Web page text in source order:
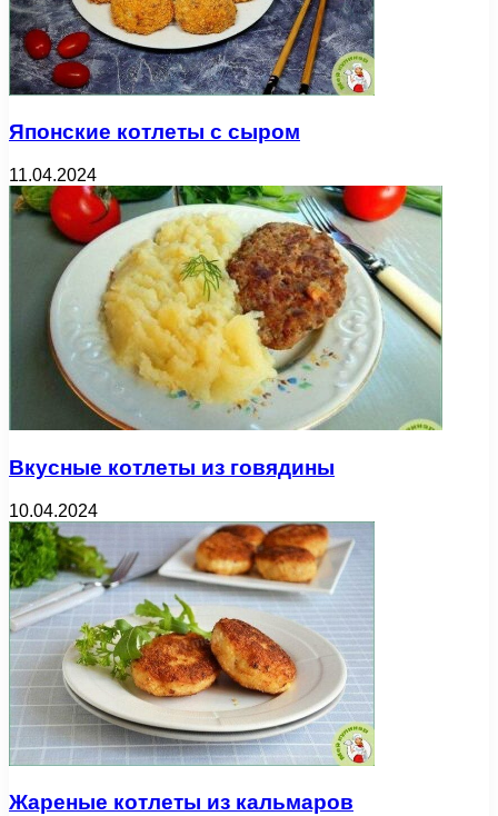
Японские котлеты с сыром
11.04.2024
Вкусные котлеты из говядины
10.04.2024
Жареные котлеты из кальмаров